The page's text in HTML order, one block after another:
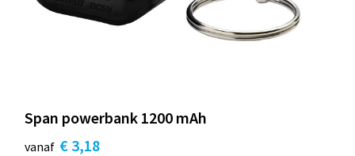
Span powerbank 1200 mAh
vanaf € 3,18